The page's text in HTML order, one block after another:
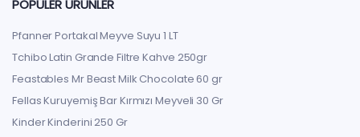
POPÜLER ÜRÜNLER
Pfanner Portakal Meyve Suyu 1 LT
Tchibo Latin Grande Filtre Kahve 250gr
Feastables Mr Beast Milk Chocolate 60 gr
Fellas Kuruyemiş Bar Kırmızı Meyveli 30 Gr
Kinder Kinderini 250 Gr